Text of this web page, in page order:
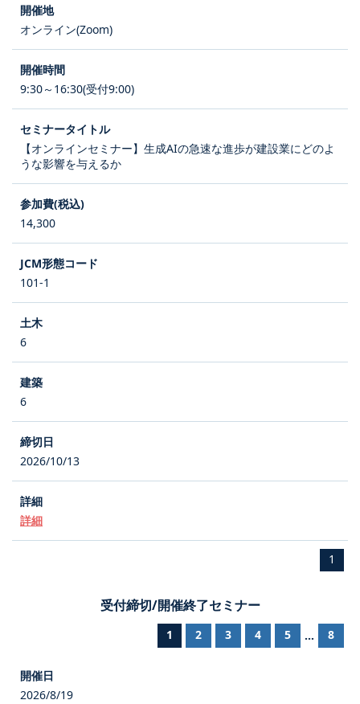
オンライン(Zoom)
9:30～16:30(受付9:00)
【オンラインセミナー】生成AIの急速な進歩が建設業にどのよ
うな影響を与えるか
14,300
101-1
6
6
2026/10/13
詳細
1
受付締切/開催終了セミナー
1 2 3 4 5 ... 8
2026/8/19